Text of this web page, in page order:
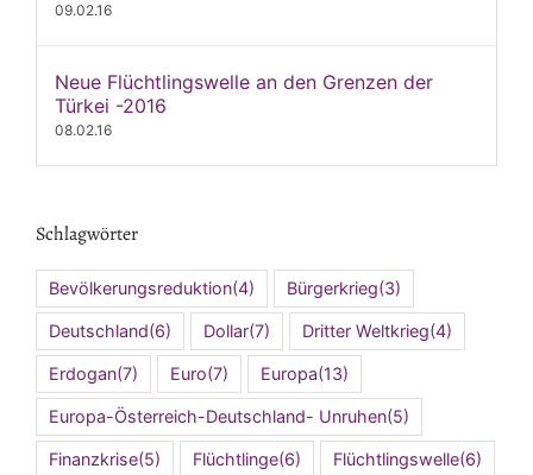
09.02.16
Neue Flüchtlingswelle an den Grenzen der
Türkei -2016
08.02.16
Schlagwörter
Bevölkerungsreduktion(4) Bürgerkrieg(3)
Deutschland(6) Dollar(7) Dritter Weltkrieg(4)
Erdogan(7) Euro(7) Europa(13)
Europa-Österreich-Deutschland- Unruhen(5)
Finanzkrise(5) Flüchtlinge(6) Flüchtlingswelle(6)